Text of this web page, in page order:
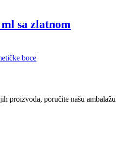
sa zlatnom
boce|
proizvoda, poručite našu ambalažu